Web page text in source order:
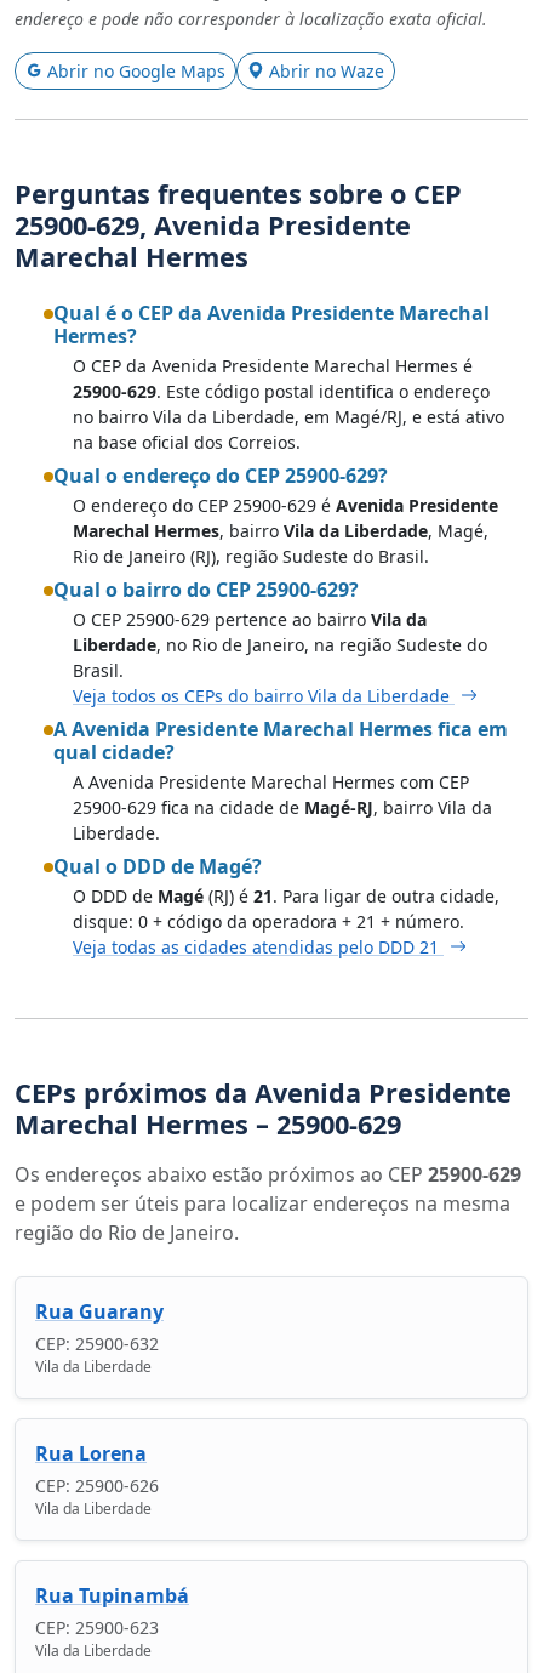
endereço e pode não corresponder à localização exata oficial.
Abrir no Google Maps Abrir no Waze
Perguntas frequentes sobre o CEP
25900-629, Avenida Presidente
Marechal Hermes
Qual é o CEP da Avenida Presidente Marechal
Hermes?
O CEP da Avenida Presidente Marechal Hermes é
25900-629. Este código postal identifica o endereço
no bairro Vila da Liberdade, em Magé/RJ, e está ativo
na base oficial dos Correios.
Qual o endereço do CEP 25900-629?
O endereço do CEP 25900-629 é Avenida Presidente
Marechal Hermes, bairro Vila da Liberdade, Magé,
Rio de Janeiro (RJ), região Sudeste do Brasil.
Qual o bairro do CEP 25900-629?
O CEP 25900-629 pertence ao bairro Vila da
Liberdade, no Rio de Janeiro, na região Sudeste do
Brasil.
Veja todos os CEPs do bairro Vila da Liberdade
A Avenida Presidente Marechal Hermes fica em
qual cidade?
A Avenida Presidente Marechal Hermes com CEP
25900-629 fica na cidade de Magé-RJ, bairro Vila da
Liberdade.
Qual o DDD de Magé?
O DDD de Magé (RJ) é 21. Para ligar de outra cidade,
disque: 0 + código da operadora + 21 + número.
Veja todas as cidades atendidas pelo DDD 21
CEPs próximos da Avenida Presidente
Marechal Hermes – 25900-629
Os endereços abaixo estão próximos ao CEP 25900-629
e podem ser úteis para localizar endereços na mesma
região do Rio de Janeiro.
Rua Guarany
CEP: 25900-632
Vila da Liberdade
Rua Lorena
CEP: 25900-626
Vila da Liberdade
Rua Tupinambá
CEP: 25900-623
Vila da Liberdade